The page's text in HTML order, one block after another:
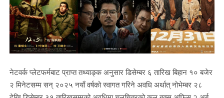
नेटवर्क प्लेटफर्मबाट प्राप्त तथ्याङ्क अनुसार डिसेम्बर ६ तारिख बिहान १० बजेर
२ मिनेटसम्म सन् २०२५ नयाँ वर्षको स्वागत गरिने अवधि अर्थात् नोभेम्बर २८